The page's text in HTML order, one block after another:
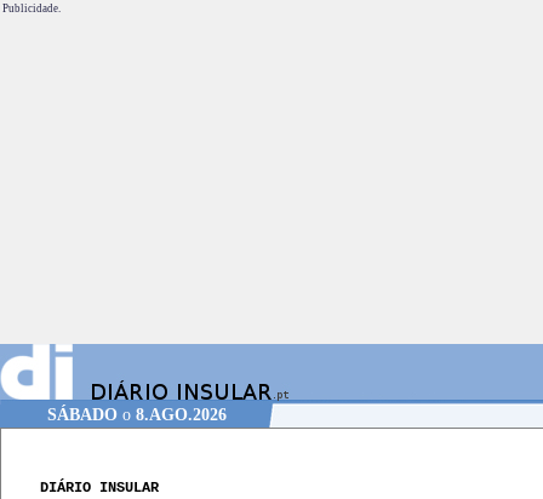
Publicidade.
SÁBADOo 8.AGO.2026
DIÁRIO INSULAR